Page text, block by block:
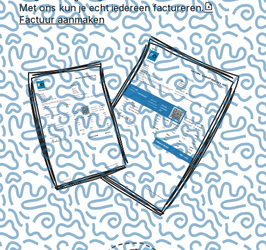
Met ons kun je echt iedereen factureren.
Factuur aanmaken